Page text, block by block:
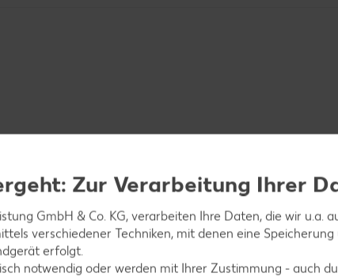
schaumig schlagen. Zucker unter ständigem
glänzender Eischnee entstanden ist.
Zur Verarbeitung Ihrer
GmbH & Co. KG, verarbeiten Ihre Daten, die wir u.a.
verschiedener Techniken, mit denen eine
erfolgt.
notwendig oder werden mit Ihrer Zustimmung - auch